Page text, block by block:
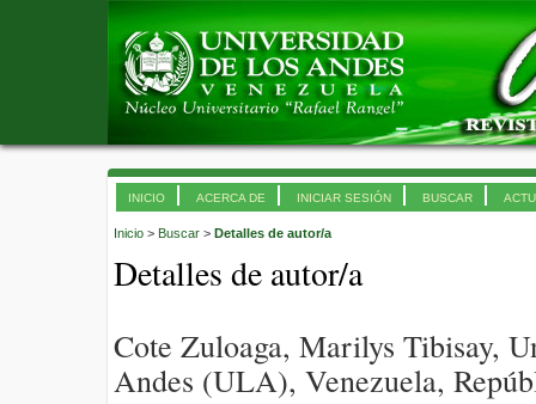
INICIO ACERCA DE INICIAR SESIÓN BUSCAR
Inicio > Buscar > Detalles de autor/a
Detalles de autor/a
Cote Zuloaga, Marilys Tibisay,
Andes (ULA), Venezuela,